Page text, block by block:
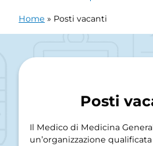
Home » Posti vacanti
Posti
Il Medico di Medicina
un’organizzazione